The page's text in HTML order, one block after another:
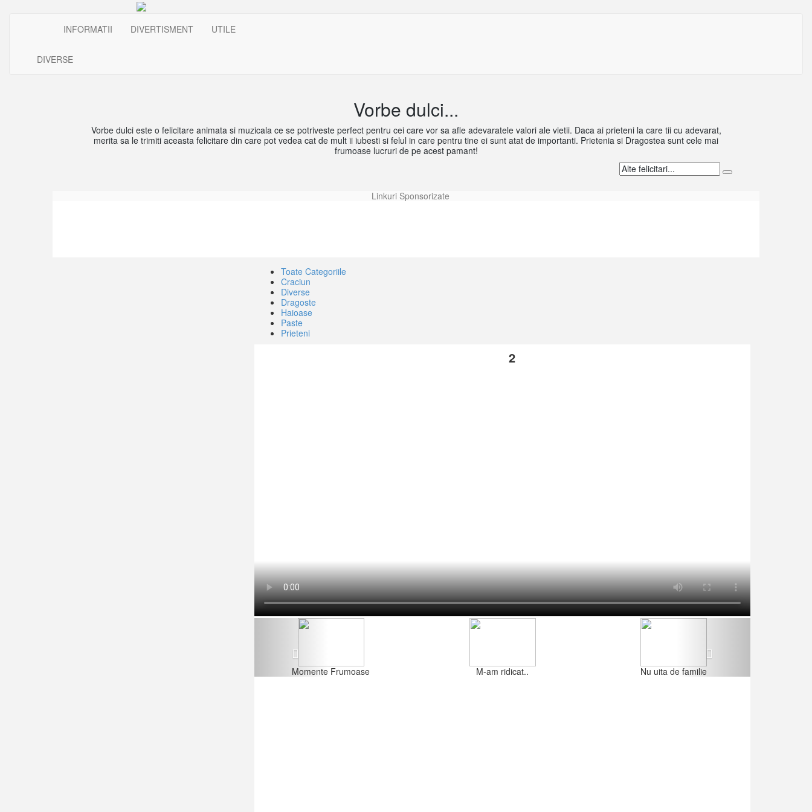
INFORMATII DIVERTISMENT UTILE
DIVERSE
Vorbe dulci...
Vorbe dulci este o felicitare animata si muzicala ce se potriveste perfect pentru cei care vor sa afle adevaratele valori ale vietii. Daca ai prieteni la care tii cu adevarat,
merita sa le trimiti aceasta felicitare din care pot vedea cat de mult ii iubesti si felul in care pentru tine ei sunt atat de importanti. Prietenia si Dragostea sunt cele mai
frumoase lucruri de pe acest pamant!
Linkuri Sponsorizate
Toate Categoriile
Craciun
Diverse
Dragoste
Haioase
Paste
Prieteni
2
Momente Frumoase M-am ridicat.. Nu uita de familie
Previous